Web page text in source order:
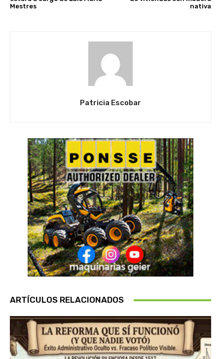
Mestres
nativa
Patricia Escobar
ARTÍCULOS RELACIONADOS